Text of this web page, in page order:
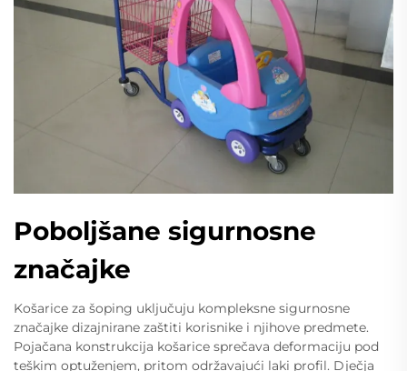
Poboljšane sigurnosne
značajke
Košarice za šoping uključuju kompleksne sigurnosne
značajke dizajnirane zaštiti korisnike i njihove predmete.
Pojačana konstrukcija košarice sprečava deformaciju pod
teškim optuženjem, pritom održavajući laki profil. Dječja